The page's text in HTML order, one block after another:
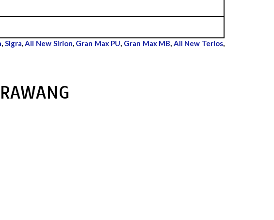
, Sigra,All New Sirion, Gran Max PU, Gran Max MB, All New Terios,